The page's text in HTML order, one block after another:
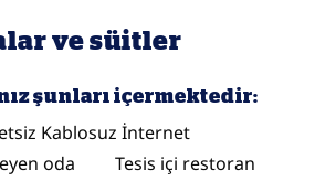
ve süitler
şunları içermektedir:
Kablosuz İnternet
oda
Tesis içi restoran